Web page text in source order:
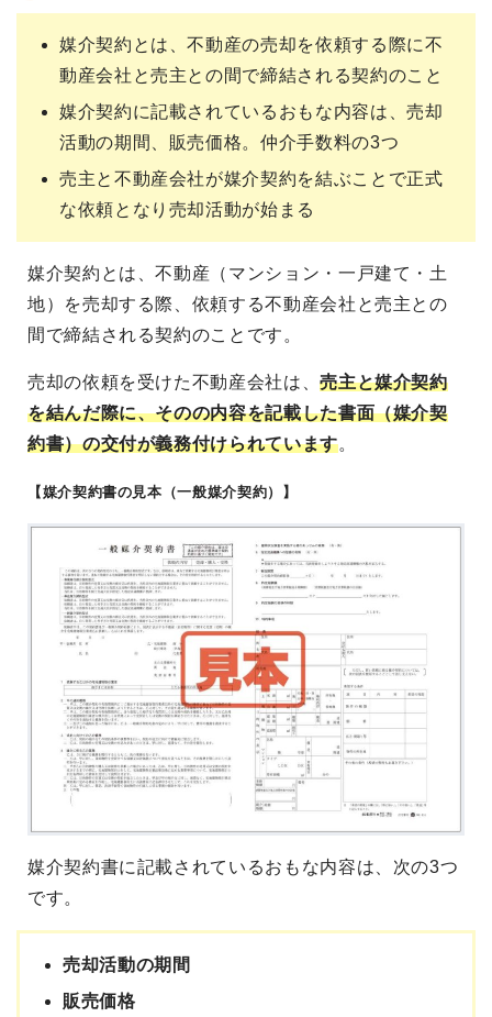
媒介契約とは、不動産の売却を依頼する際に不
動産会社と売主との間で締結される契約のこと
媒介契約に記載されているおもな内容は、売却
活動の期間、販売価格。仲介手数料の3つ
売主と不動産会社が媒介契約を結ぶことで正式
な依頼となり売却活動が始まる
媒介契約とは、不動産（マンション・一戸建て・土
地）を売却する際、依頼する不動産会社と売主との
間で締結される契約のことです。
売却の依頼を受けた不動産会社は、売主と媒介契約
を結んだ際に、そのの内容を記載した書面（媒介契
約書）の交付が義務付けられています。
【媒介契約書の見本（一般媒介契約）】
媒介契約書に記載されているおもな内容は、次の3つ
です。
売却活動の期間
販売価格